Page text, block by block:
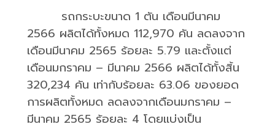
รถกระบะขนาด 1 ตัน เดือนมีนาคม
2566 ผลิตได้ทั้งหมด 112,970 คัน ลดลงจาก
เดือนมีนาคม 2565 ร้อยละ 5.79 และตั้งแต่
เดือนมกราคม – มีนาคม 2566 ผลิตได้ทั้งสิ้น
320,234 คัน เท่ากับร้อยละ 63.06 ของยอด
การผลิตทั้งหมด ลดลงจากเดือนมกราคม –
มีนาคม 2565 ร้อยละ 4 โดยแบ่งเป็น